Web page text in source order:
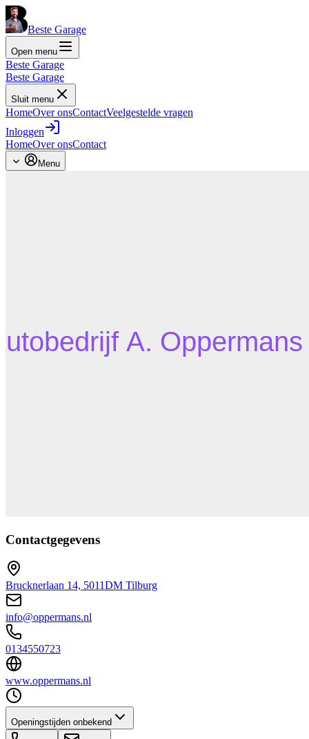
Beste Garage
Open menu
Beste Garage
Beste Garage
Sluit menu
HomeOver onsContactVeelgestelde vragen
Inloggen
HomeOver onsContact
Menu
Contactgegevens
Brucknerlaan 14, 5011DM Tilburg
info@oppermans.nl
0134550723
www.oppermans.nl
Openingstijden onbekend